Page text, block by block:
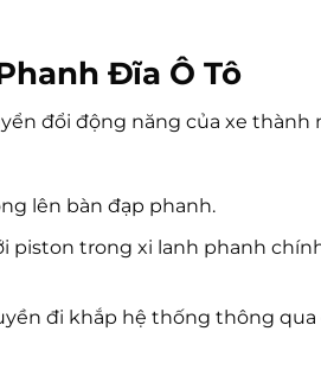
Đĩa Ô Tô
đổi động năng của xe
lên bàn đạp phanh.
piston trong xi lanh phanh
đi khắp hệ thống thông qua